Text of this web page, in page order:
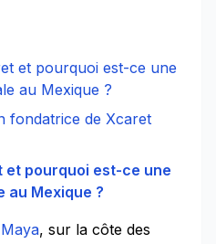
et pourquoi est-ce une
au Mexique ?
fondatrice de Xcaret
pourquoi est-ce une
au Mexique ?
, sur la côte des